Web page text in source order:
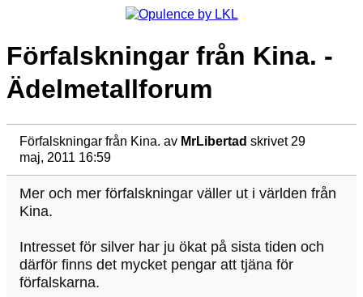
Förfalskningar från Kina. -
Ädelmetallforum
Förfalskningar från Kina. av MrLibertad skrivet 29
maj, 2011 16:59
Mer och mer förfalskningar väller ut i världen från
Kina.
Intresset för silver har ju ökat på sista tiden och
därför finns det mycket pengar att tjäna för
förfalskarna.